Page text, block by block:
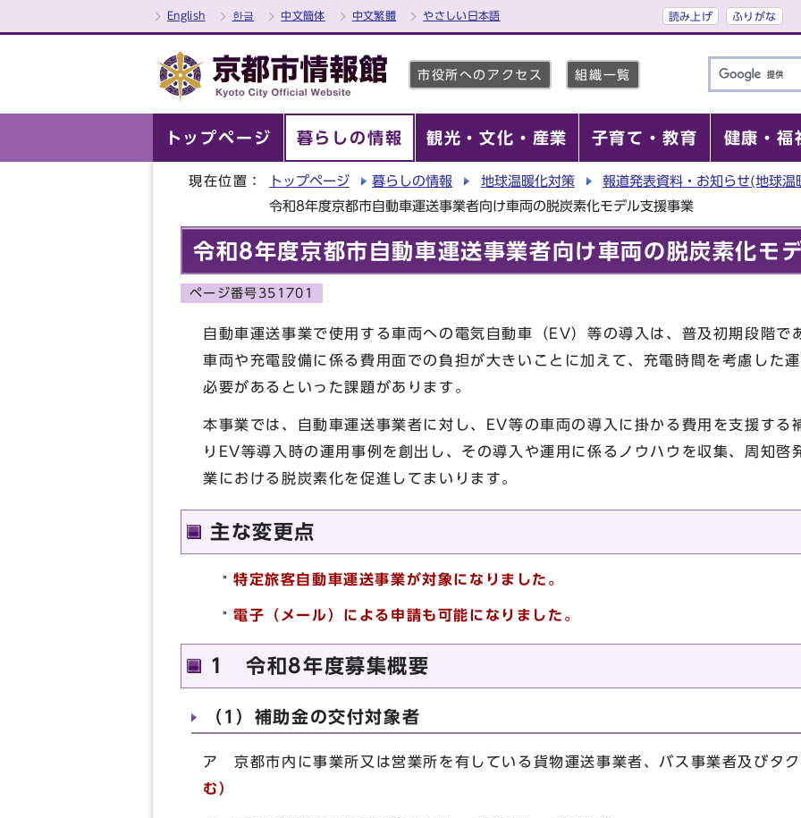
English 한글 中文簡体 中文繁體 やさしい日本語 読み上げ ふりがな
市役所へのアクセス 組織一覧
トップページ 暮らしの情報 観光・文化・産業 子育て・教育 健康・福
現在位置： トップページ 暮らしの情報 地球温暖化対策
報道発表資料・お知らせ(地球温
令和8年度京都市自動車運送事業者向け車両の脱炭素化モデル支援事業
令和8年度京都市自動車運送事業者向け車両の脱炭素化モ
ページ番号351701
自動車運送事業で使用する車両への電気自動車（EV）等の導入は、普及初期段階で
車両や充電設備に係る費用面での負担が大きいことに加えて、充電時間を考慮した
必要があるといった課題があります。
本事業では、自動車運送事業者に対し、EV等の車両の導入に掛かる費用を支援する
りEV等導入時の運用事例を創出し、その導入や運用に係るノウハウを収集、周知啓
業における脱炭素化を促進してまいります。
主な変更点
特定旅客自動車運送事業が対象になりました。
電子（メール）による申請も可能になりました。
1 令和8年度募集概要
（1）補助金の交付対象者
ア 京都市内に事業所又は営業所を有している貨物運送事業者、バス事業者及びタ
む）